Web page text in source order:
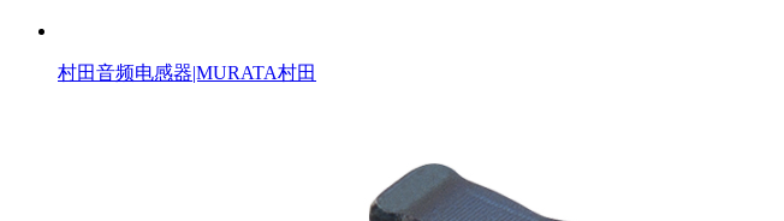
村田音频电感器|MURATA村田